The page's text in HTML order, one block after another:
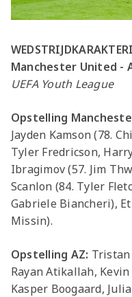
Manchester United -
UEFA Youth League
Opstelling
Jayden Kamson (78.
Tyler Fredricson,
Ibragimov (57. Jim
Scanlon (84. Tyler
Gabriele Biancheri),
Missin).
Opstelling AZ:
Rayan Atikallah,
Kasper Boogaard,